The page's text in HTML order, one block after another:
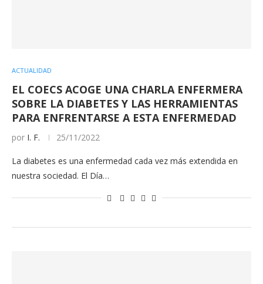
ACTUALIDAD
EL COECS ACOGE UNA CHARLA ENFERMERA
SOBRE LA DIABETES Y LAS HERRAMIENTAS
PARA ENFRENTARSE A ESTA ENFERMEDAD
por I. F. 25/11/2022
La diabetes es una enfermedad cada vez más extendida en
nuestra sociedad. El Día…